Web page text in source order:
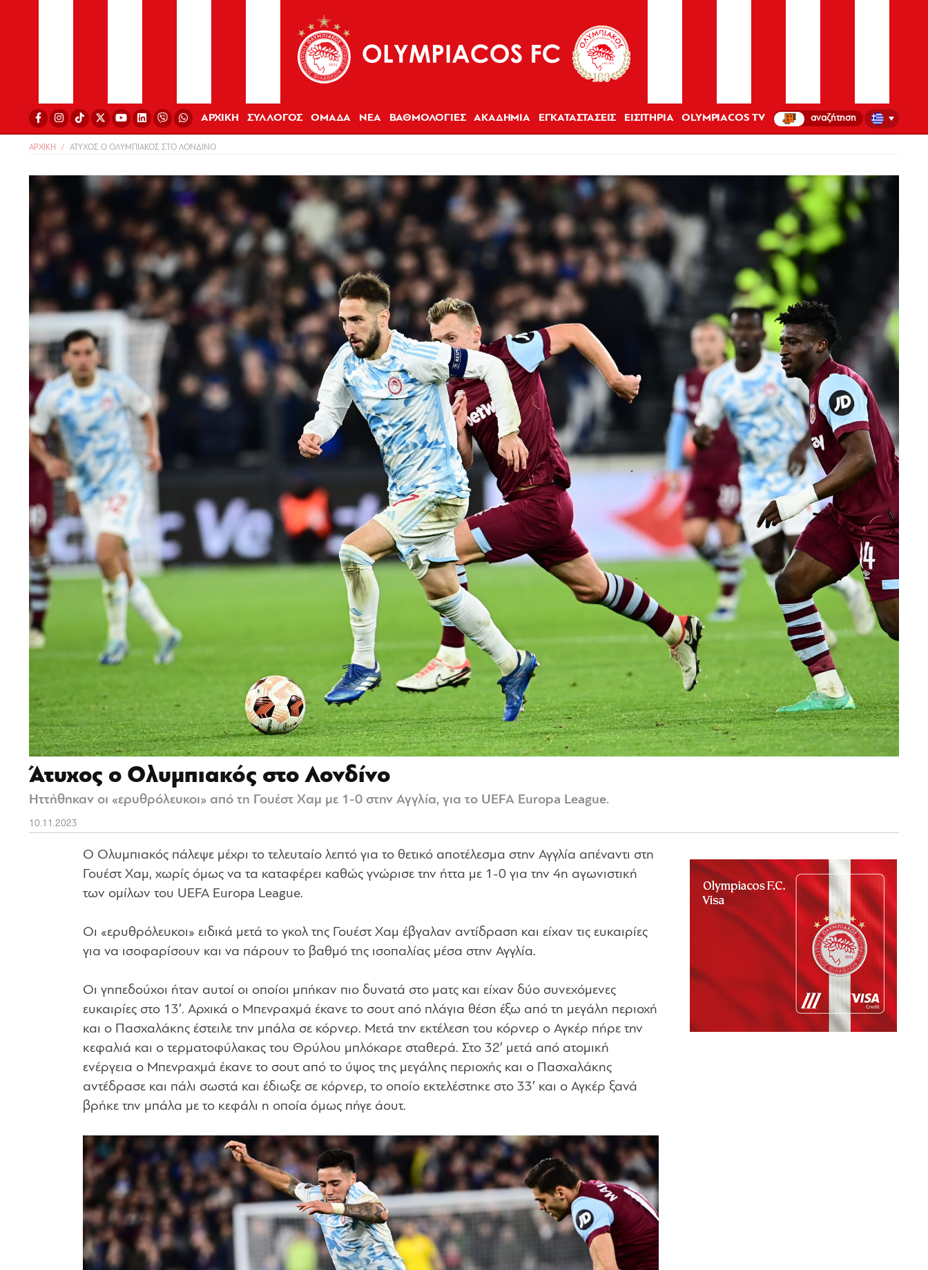
ΑΡΧΙΚΗ ΣΥΛΛΟΓΟΣ ΟΜΑΔΑ ΝΕΑ ΒΑΘΜΟΛΟΓΙΕΣ ΑΚΑΔΗΜΙΑ ΕΓΚΑΤΑΣΤΑΣΕΙΣ ΕΙΣΙΤΗΡΙΑ OLYMPIACOS TV
ΑΡΧΙΚΗ ΑΤΥΧΟΣ Ο ΟΛΥΜΠΙΑΚΟΣ ΣΤΟ ΛΟΝΔΙΝΟ
Άτυχος ο Ολυμπιακός στο Λονδίνο
Ηττήθηκαν οι «ερυθρόλευκοι» από τη Γουέστ Χαμ με 1-0 στην Αγγλία, για το UEFA Europa League.
10.11.2023
Ο Ολυμπιακός πάλεψε μέχρι το τελευταίο λεπτό για το θετικό αποτέλεσμα στην Αγγλία απέναντι στη
Γουέστ Χαμ, χωρίς όμως να τα καταφέρει καθώς γνώρισε την ήττα με 1-0 για την 4η αγωνιστική
των ομίλων του UEFA Europa League.
Οι «ερυθρόλευκοι» ειδικά μετά το γκολ της Γουέστ Χαμ έβγαλαν αντίδραση και είχαν τις ευκαιρίες
για να ισοφαρίσουν και να πάρουν το βαθμό της ισοπαλίας μέσα στην Αγγλία.
Οι γηπεδούχοι ήταν αυτοί οι οποίοι μπήκαν πιο δυνατά στο ματς και είχαν δύο συνεχόμενες
ευκαιρίες στο 13′. Αρχικά ο Μπενραχμά έκανε το σουτ από πλάγια θέση έξω από τη μεγάλη περιοχή
και ο Πασχαλάκης έστειλε την μπάλα σε κόρνερ. Μετά την εκτέλεση του κόρνερ ο Αγκέρ πήρε την
κεφαλιά και ο τερματοφύλακας του Θρύλου μπλόκαρε σταθερά. Στο 32′ μετά από ατομική
ενέργεια ο Μπενραχμά έκανε το σουτ από το ύψος της μεγάλης περιοχής και ο Πασχαλάκης
αντέδρασε και πάλι σωστά και έδιωξε σε κόρνερ, το οποίο εκτελέστηκε στο 33′ και ο Αγκέρ ξανά
βρήκε την μπάλα με το κεφάλι η οποία όμως πήγε άουτ.